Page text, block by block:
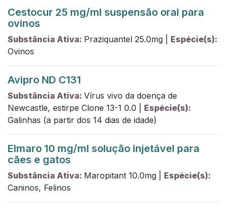
Cestocur 25 mg/ml suspensão oral para
ovinos
Substância Ativa: Praziquantel 25.0mg
Espécie(s):
Ovinos
Avipro ND C131
Substância Ativa: Vírus vivo da doença de
Newcastle, estirpe Clone 13-1 0.0
Espécie(s):
Galinhas (a partir dos 14 dias de idade)
Elmaro 10 mg/ml solução injetável para
cães e gatos
Substância Ativa: Maropitant 10.0mg
Espécie(s):
Caninos, Felinos